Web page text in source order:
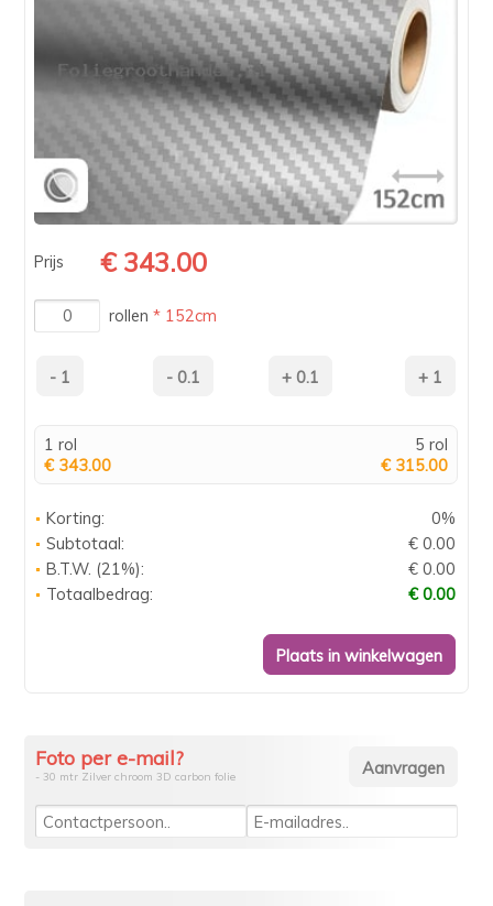
Prijs € 343.00
rollen* 152cm
1 rol
€ 343.00
5 rol
€ 315.00
Korting:
0%
Subtotaal:
€ 0.00
B.T.W. (21%):
€ 0.00
Totaalbedrag:
€ 0.00
Foto per e-mail?
- 30 mtr Zilver chroom 3D carbon folie